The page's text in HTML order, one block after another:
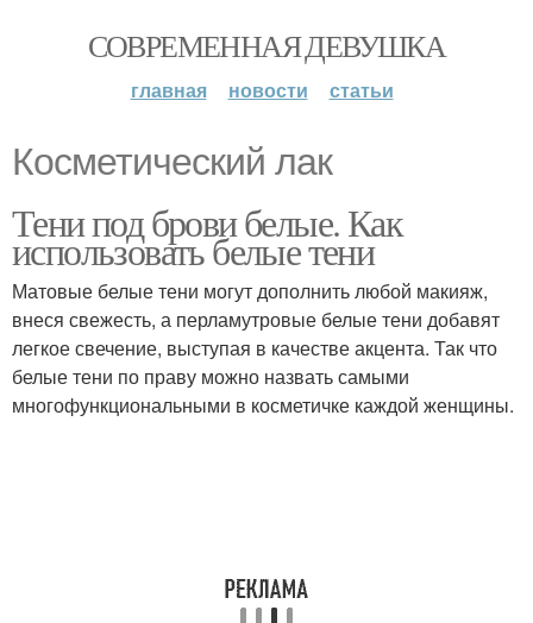
СОВРЕМЕННАЯ ДЕВУШКА
главная новости статьи
Косметический лак
Тени под брови белые. Как
использовать белые тени
Матовые белые тени могут дополнить любой макияж,
внеся свежесть, а перламутровые белые тени добавят
легкое свечение, выступая в качестве акцента. Так что
белые тени по праву можно назвать самыми
многофункциональными в косметичке каждой женщины.